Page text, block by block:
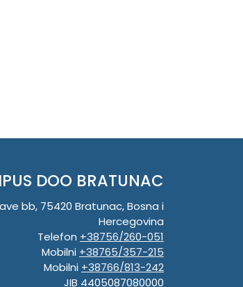
DOO BRATUNAC
bb, 75420 Bratunac, Bosna i
Hercegovina
Telefon +38756/260-051
Mobilni +38765/357-215
Mobilni +38766/813-242
JIB 4405087080000